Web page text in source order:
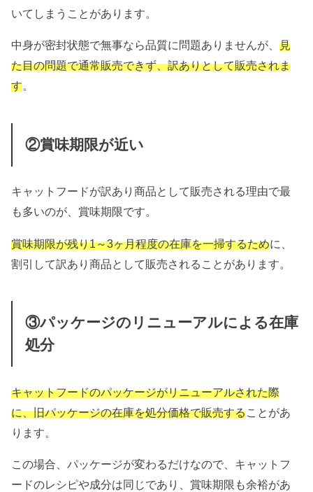
いてしまうことがあります。
中身が密封状態で無事なら品質に問題ありませんが、見
た目の問題で通常販売できず、訳ありとして販売されま
す。
②賞味期限が近い
キャットフードが訳あり商品として販売される理由で最
も多いのが、賞味期限です。
賞味期限が残り1～3ヶ月程度の在庫を一掃するために、
割引して訳あり商品として販売されることがあります。
③パッケージのリニューアルによる在庫
処分
キャットフードのパッケージがリニューアルされた際
に、旧パッケージの在庫を処分価格で販売することがあ
ります。
この場合、パッケージが変わるだけなので、キャットフ
ードのレシピや成分は同じであり、賞味期限も余裕があ